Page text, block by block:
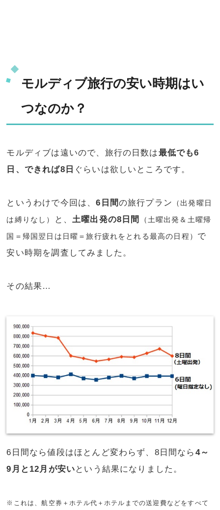
モルディブ旅行の安い時期はい
つなのか？
モルディブは遠いので、旅行の日数は最低でも6
日、できれば8日 ぐらいは欲しいところです。
というわけで今回は、6日間の旅行プラン
（出発曜日
は縛りなし）
と、 土曜出発の8日間
（土曜出発＆土曜帰
国＝帰国翌日は日曜＝旅行疲れをとれる最高の日程） で
安い時期を調査してみました。
その結果…
6日間なら値段はほとんど変わらず、8日間なら 4～
9月と12月が安い という結果になりました。
※これは、航空券＋ホテル代＋ホテルまでの送迎費などをすべて